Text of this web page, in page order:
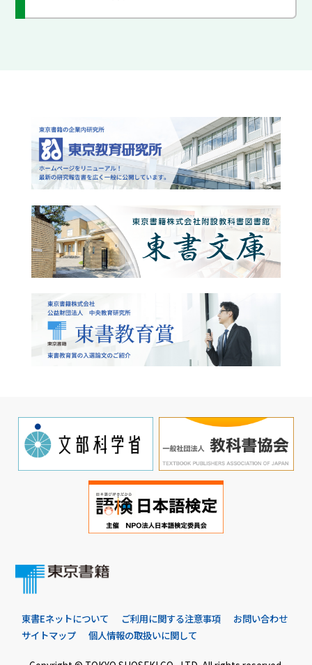
東書Eネットについて ご利用に関する注意事項
お問い合わせ
サイトマップ
個人情報の取扱いに関して